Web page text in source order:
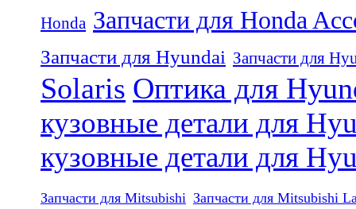
Honda Запчасти для Honda
Запчасти для Hyundai Запчасти для
Solaris Оптика для
кузовные детали для
кузовные детали для
Запчасти для Mitsubishi Запчасти для Mitsubishi